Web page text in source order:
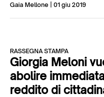
Gaia Mellone | 01 giu 2019
RASSEGNA STAMPA
Giorgia Meloni
abolire
reddito di